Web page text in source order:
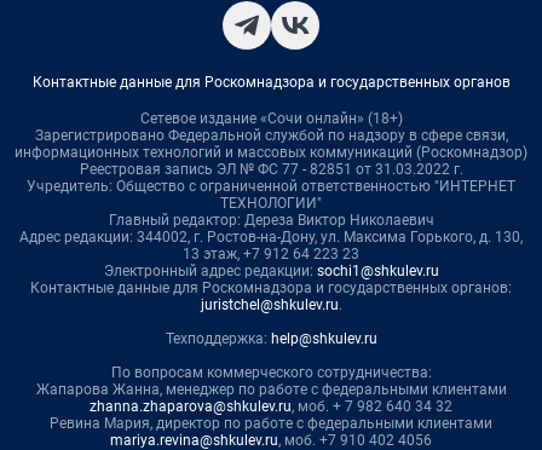
Контактные данные для Роскомнадзора и государственных органов
Сетевое издание «Сочи онлайн» (18+)
Зарегистрировано Федеральной службой по надзору в сфере связи,
информационных технологий и массовых коммуникаций (Роскомнадзор)
Реестровая запись ЭЛ № ФС 77 - 82851 от 31.03.2022 г.
Учредитель: Общество с ограниченной ответственностью "ИНТЕРНЕТ
ТЕХНОЛОГИИ"
Главный редактор: Дереза Виктор Николаевич
Адрес редакции: 344002, г. Ростов-на-Дону, ул. Максима Горького, д. 130,
13 этаж, +7 912 64 223 23
Электронный адрес редакции: sochi1@shkulev.ru
Контактные данные для Роскомнадзора и государственных органов:
juristchel@shkulev.ru.
Техподдержка: help@shkulev.ru
По вопросам коммерческого сотрудничества:
Жапарова Жанна, менеджер по работе с федеральными клиентами
zhanna.zhaparova@shkulev.ru, моб. + 7 982 640 34 32
Ревина Мария, директор по работе с федеральными клиентами
mariya.revina@shkulev.ru, моб. +7 910 402 4056